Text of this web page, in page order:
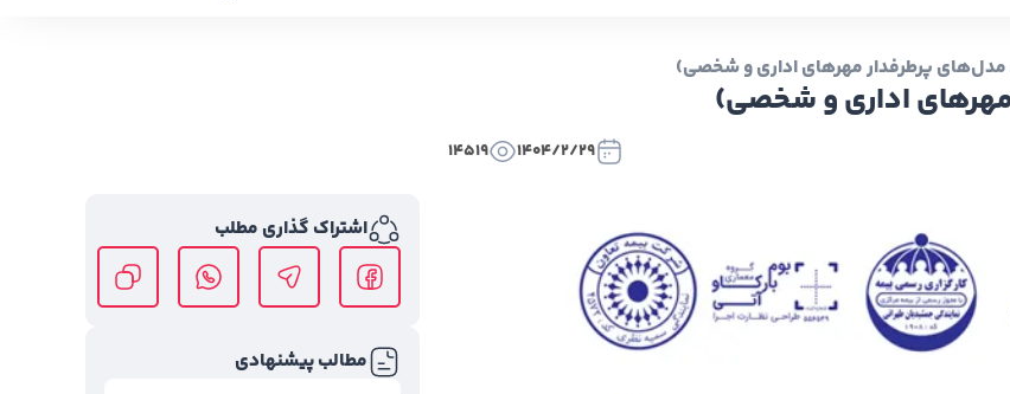
مهرهای اداری و شخصی)
مدل‌های پرطرفدار مهرهای اداری و شخصی)
1404/2/29
14519
اشتراک گذاری مطلب
مطالب پیشنهادی